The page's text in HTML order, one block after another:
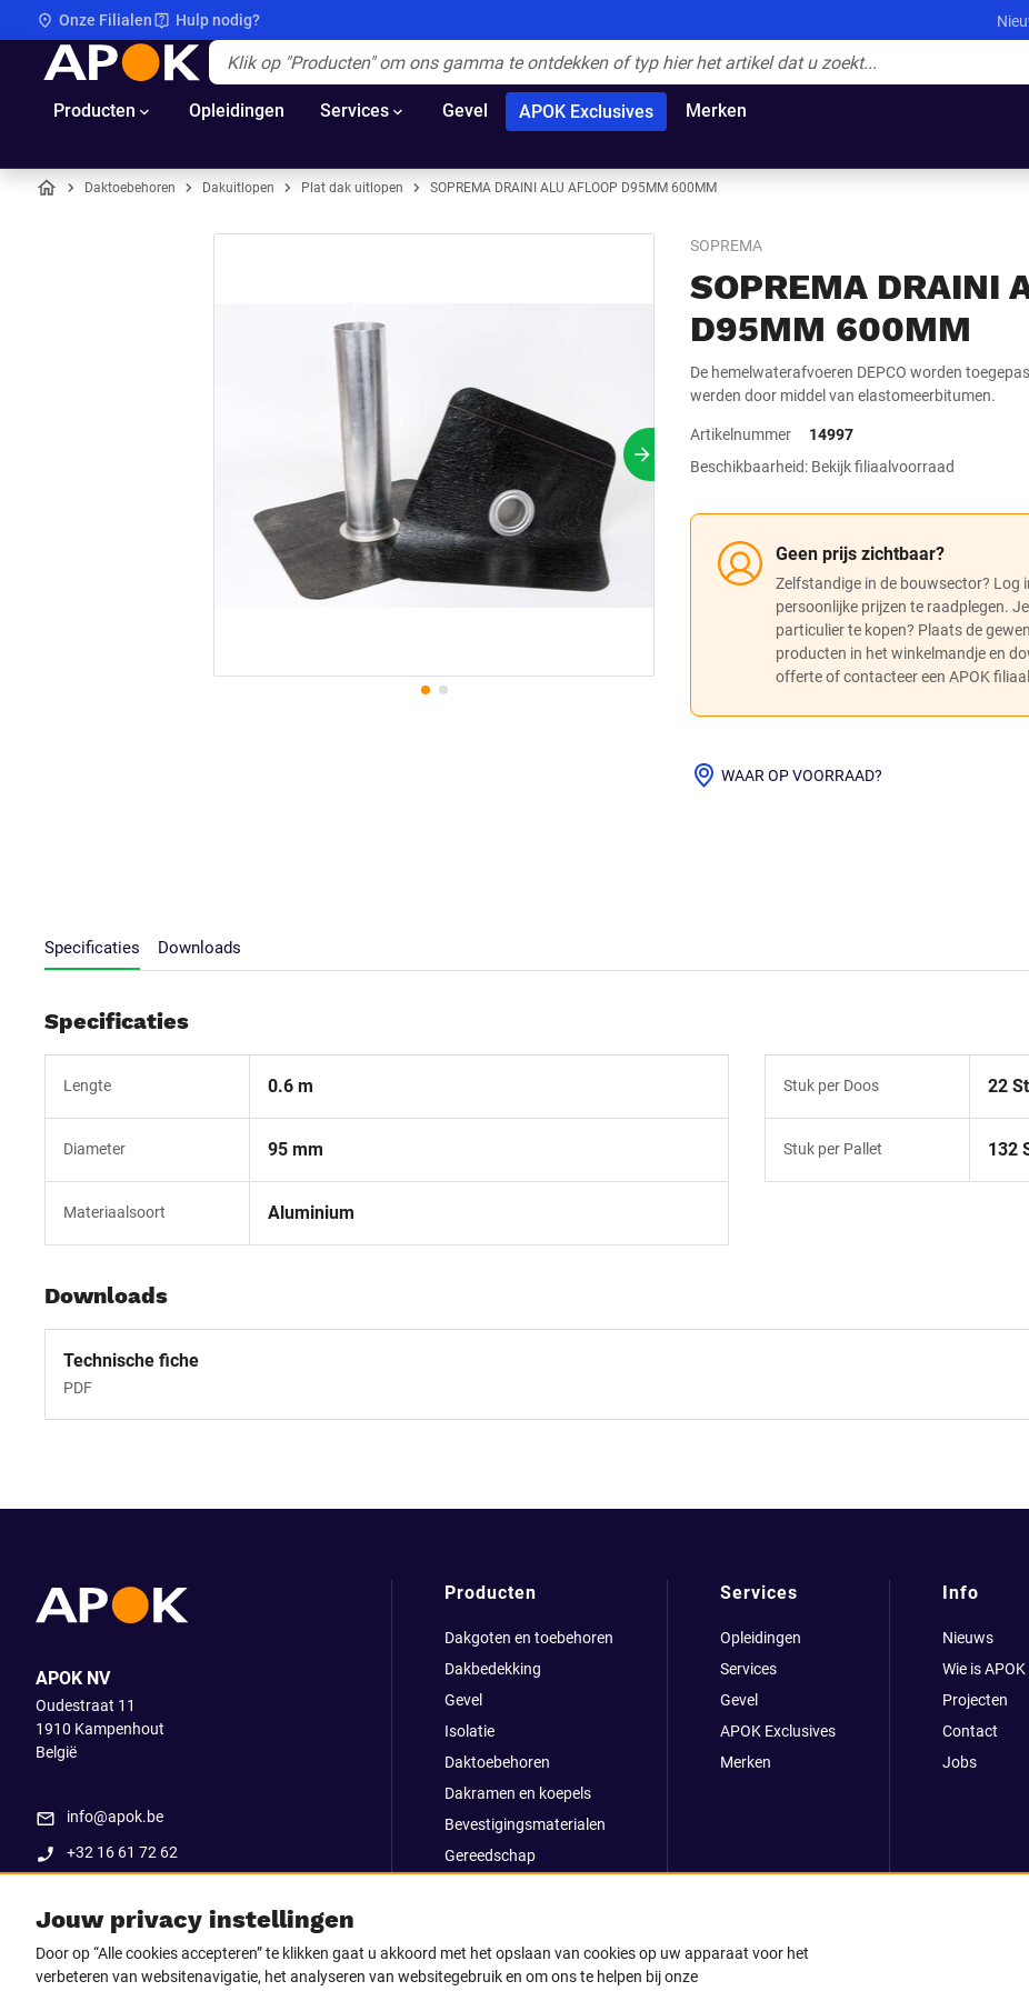
Onze Filialen Hulp nodig?
APOK
Producten Opleidingen Services Gevel APOK Exclusives Merken
Daktoebehoren Dakuitlopen Plat dak uitlopen SOPREMA DRAINI ALU AFLOOP D95MM 600MM
SOPREMA
SOPREMA DRAINI
D95MM 600MM
De hemelwaterafvoeren DEPCO worden
werden door middel van elastomeerbitumen.
Volgende slide
Artikelnummer
14997
Beschikbaarheid: Bekijk filiaalvoorraad
Geen prijs zichtbaar?
Zelfstandige in de bouwsector? Log
persoonlijke prijzen te raadplegen.
particulier te kopen? Plaats de
producten in het winkelmandje en
offerte of contacteer een APOK
WAAR OP VOORRAAD?
Specificaties Downloads
Specificaties
Lengte 0.6 m
Diameter 95 mm
Materiaalsoort Aluminium
Stuk per Doos 22
Stuk per Pallet 132
Downloads
Technische fiche
PDF
Jouw privacy instellingen
Door op “Alle cookies accepteren” te klikken gaat u akkoord met het opslaan van cookies op uw apparaat voor het
verbeteren van websitenavigatie, het analyseren van websitegebruik en om ons te helpen bij onze
APOK NV
Oudestraat 11
1910 Kampenhout
België
info@apok.be
+32 16 61 72 62
Producten
Dakgoten en toebehoren
Dakbedekking
Gevel
Isolatie
Daktoebehoren
Dakramen en koepels
Bevestigingsmaterialen
Gereedschap
Go Strong
Services
Opleidingen
Services
Gevel
APOK Exclusives
Merken
Info
Nieuws
Wie is APOK
Projecten
Contact
Jobs